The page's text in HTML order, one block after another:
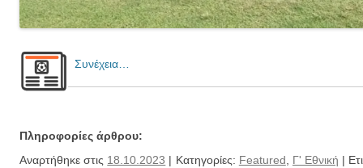
Συνέχεια…
Πληροφορίες άρθρου:
Αναρτήθηκε στις 18.10.2023 | Κατηγορίες: Featured, Γ' Εθνική |